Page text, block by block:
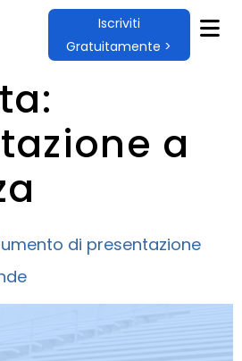
Iscriviti
Gratuitamente >
a
di presentazione